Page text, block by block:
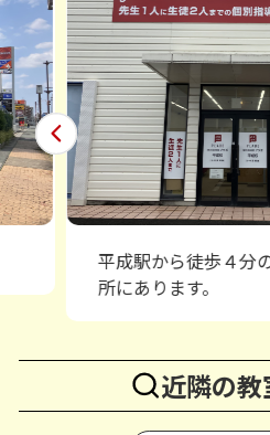
平成駅から徒歩４分
所にあります。
近隣の